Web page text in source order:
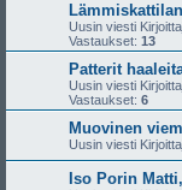
Uusin viesti
Vastaukset: 13
Patterit
Uusin viesti
Vastaukset: 6
Muovinen
Uusin viesti
Iso Porin